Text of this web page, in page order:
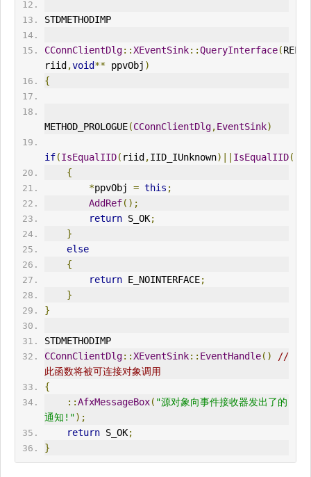
STDMETHODIMP
CConnClientDlg::XEventSink::QueryInterface(
riid ,void** ppvObj )
{
METHOD_PROLOGUE(CConnClientDlg,EventSink)
if(IsEqualIID( riid ,IID_IUnknown)|| IsEqualIID(
{
*ppvObj = this ;
AddRef();
return S_OK;
}
else
{
return E_NOINTERFACE;
}
}
STDMETHODIMP
CConnClientDlg::XEventSink:: EventHandle()
//
此函数将被可连接对象调用
{
::AfxMessageBox( "源对象向事件接收器发出了的
通知!");
return S_OK;
}